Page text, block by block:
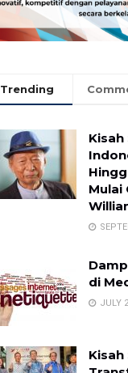
Trending
Kisah
Mulai
di
JULY
Kisah